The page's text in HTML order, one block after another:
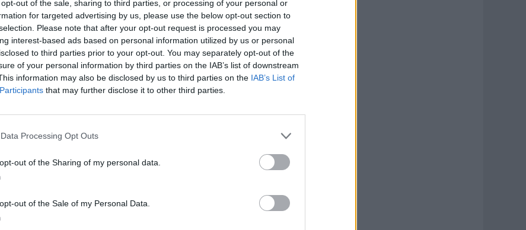
out of the sale, sharing to third parties, or processing of your personal or
for targeted advertising by us, please use the below opt-out section to
Please note that after your opt-out request is processed you may
interest-based ads based on personal information utilized by us or personal
to third parties prior to your opt-out. You may separately opt-out of the
of your personal information by third parties on the IAB’s list of downstream
information may also be disclosed by us to third parties on the IAB’s List of
that may further disclose it to other third parties.
Processing Opt Outs
out of the Sharing of my personal data.
out of the Sale of my Personal Data.